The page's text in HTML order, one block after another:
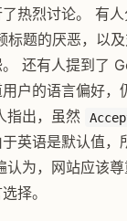
热烈讨论。 有
标题的厌恶，以
还有人提到了
户的语言偏好，
指出，虽然
英语是默认值，
认为，网站应该
择。